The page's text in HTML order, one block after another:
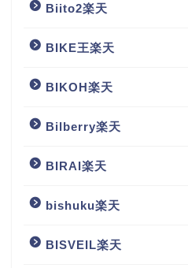
Biito2楽天
BIKE王楽天
BIKOH楽天
Bilberry楽天
BIRAI楽天
bishuku楽天
BISVEIL楽天